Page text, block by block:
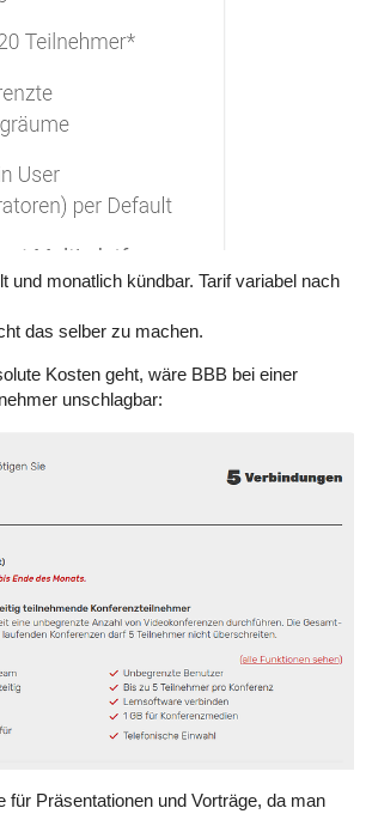
und monatlich kündbar. Tarif variabel nach
das selber zu machen.
Kosten geht, wäre BBB bei einer
unschlagbar:
für Präsentationen und Vorträge, da man